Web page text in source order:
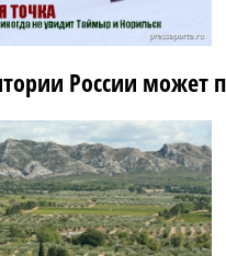
России может